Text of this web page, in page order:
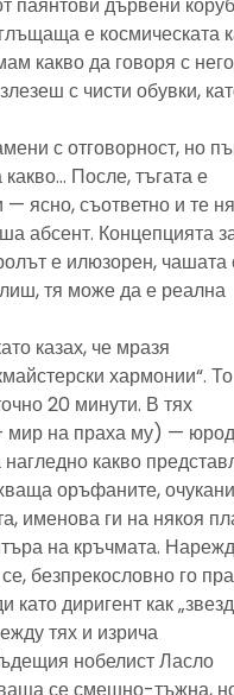
е космическата
какво да говоря с
с чисти обувки,
с отговорност, но
После, тъгата е
ясно, съответно и те
абсент. Концепцията
е илюзорен, чашата
тя може да е реална
казах, че мразя
хармонии“. То
20 минути. В тях
мир на праха му) —
какво
оръфаните,
именова ги на някоя
на кръчмата.
безпрекословно го
диригент как
тях и изрича
нобелист Ласло